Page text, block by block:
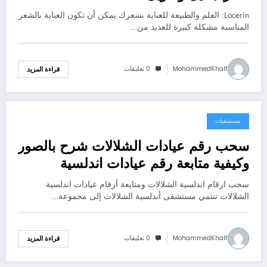
Locerin: العلم والطبيعة للعناية بشعرك يمكن أن تكون العناية بالشعر
المناسبة مشكلة كبيرة للعديد من…
MohammedKhalf 0 تعليقات قراءة المزيد
يناير 7, 2024
مستشفيات
سحب رقم عيادات الشلالات شرح بالصور
وكيفية متابعة رقم عيادات اندلسية
الشلالات
سحب ارقام اندلسية الشلالات ومتابعة أرقام عيادات اندلسية
الشلالات تنتمي مستشفى أندلسية الشلالات إلى مجموعة…
MohammedKhalf 0 تعليقات قراءة المزيد